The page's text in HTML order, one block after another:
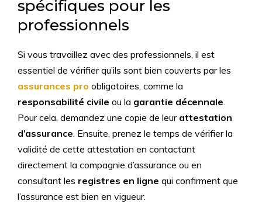
spécifiques pour les
professionnels
Si vous travaillez avec des professionnels, il est
essentiel de vérifier qu’ils sont bien couverts par les
assurances pro obligatoires, comme la
responsabilité civile ou la garantie décennale.
Pour cela, demandez une copie de leur attestation
d’assurance. Ensuite, prenez le temps de vérifier la
validité de cette attestation en contactant
directement la compagnie d’assurance ou en
consultant les registres en ligne qui confirment que
l’assurance est bien en vigueur.